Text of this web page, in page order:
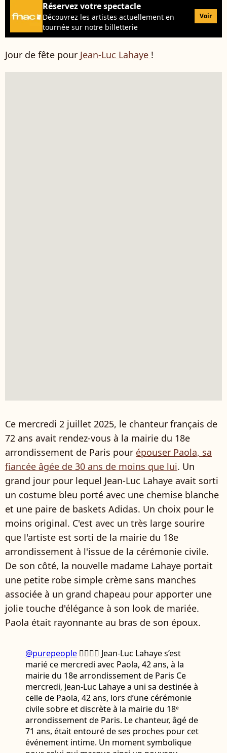
Réservez votre spectacle
Découvrez les artistes actuellement en
tournée sur notre billetterie
Voir
Jour de fête pour Jean-Luc Lahaye !
Ce mercredi 2 juillet 2025, le chanteur français de
72 ans avait rendez-vous à la mairie du 18e
arrondissement de Paris pour épouser Paola, sa
fiancée âgée de 30 ans de moins que lui. Un
grand jour pour lequel Jean-Luc Lahaye avait sorti
un costume bleu porté avec une chemise blanche
et une paire de baskets Adidas. Un choix pour le
moins original. C'est avec un très large sourire
que l'artiste est sorti de la mairie du 18e
arrondissement à l'issue de la cérémonie civile.
De son côté, la nouvelle madame Lahaye portait
une petite robe simple crème sans manches
associée à un grand chapeau pour apporter une
jolie touche d'élégance à son look de mariée.
Paola était rayonnante au bras de son époux.
@purepeople 👰‍♀️🤵‍♂️ Jean-Luc Lahaye s’est
marié ce mercredi avec Paola, 42 ans, à la
mairie du 18e arrondissement de Paris Ce
mercredi, Jean-Luc Lahaye a uni sa destinée à
celle de Paola, 42 ans, lors d’une cérémonie
civile sobre et discrète à la mairie du 18ᵉ
arrondissement de Paris. Le chanteur, âgé de
71 ans, était entouré de ses proches pour cet
événement intime. Un moment symbolique